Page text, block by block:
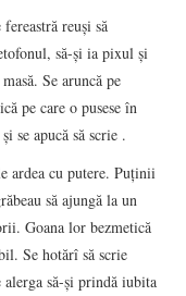
reuşi să
să-şi ia pixul şi
Se aruncă pe
pe care o pusese în
se apucă să scrie .
ardea cu putere. Puţinii
să ajungă la un
Goana lor bezmetică
Se hotărî să scrie
să-şi prindă iubita